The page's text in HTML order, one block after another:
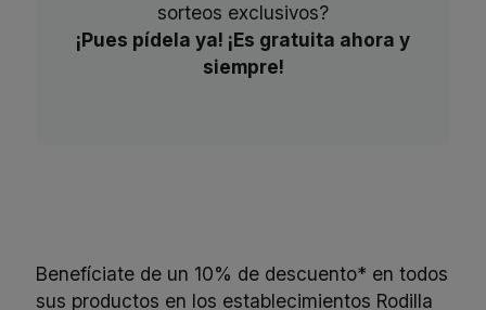
sorteos exclusivos?
¡Pues pídela ya! ¡Es gratuita ahora y
siempre!
Benefíciate de un 10% de descuento* en todos
sus productos en los establecimientos Rodilla